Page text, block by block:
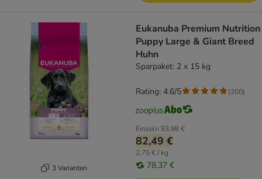
3 Varianten
Eukanuba Premium Nutrition
Puppy Large & Giant Breed
Huhn
Sparpaket: 2 x 15 kg
Einzeln 83,98 €
82,49 €
2,75 € / kg
78,37 €
Rating: 4.6/5 (200)